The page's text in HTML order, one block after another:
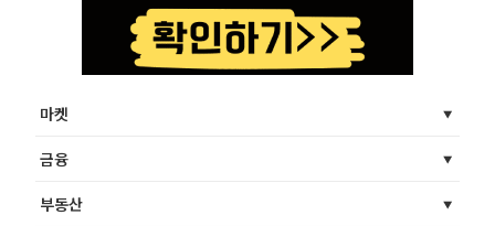
마켓
금융
부동산